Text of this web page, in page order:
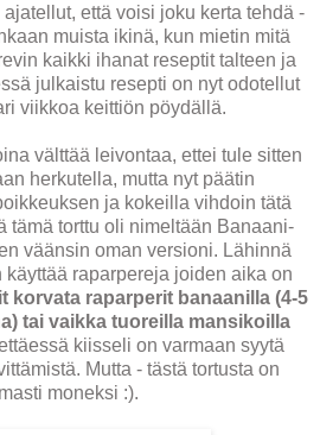
että voisi joku kerta tehdä -
muista ikinä, kun mietin mitä
kaikki ihanat reseptit talteen ja
julkaistu resepti on nyt odotellut
viikkoa keittiön pöydällä.
välttää leivontaa, ettei tule sitten
herkutella, mutta nyt päätin
ja kokeilla vihdoin tätä
tämä torttu oli nimeltään Banaani-
väänsin oman versioni. Lähinnä
raparpereja joiden aika on
korvata raparperit banaanilla (4-5
tai vaikka tuoreilla mansikoilla
kiisseli on varmaan syytä
Mutta - tästä tortusta on
moneksi :).